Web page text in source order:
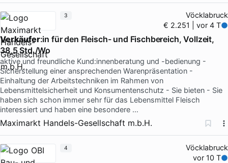
Vöcklabruck
€ 2.251 | vor 4 T
Verkäufer:in für den Fleisch- und Fischbereich, Vollzeit,
38,5 Std./Wo
aktive und freundliche Kund:innenberatung und -bedienung -
Sicherstellung einer ansprechenden Warenpräsentation -
Einhaltung der Arbeitstechniken im Rahmen von
Lebensmittelsicherheit und Konsumentenschutz - Sie bieten - Sie
haben sich schon immer sehr für das Lebensmittel Fleisch
interessiert und haben eine besondere …
Maximarkt Handels-Gesellschaft m.b.H.
3
Vöcklabruck
vor 10 T
4